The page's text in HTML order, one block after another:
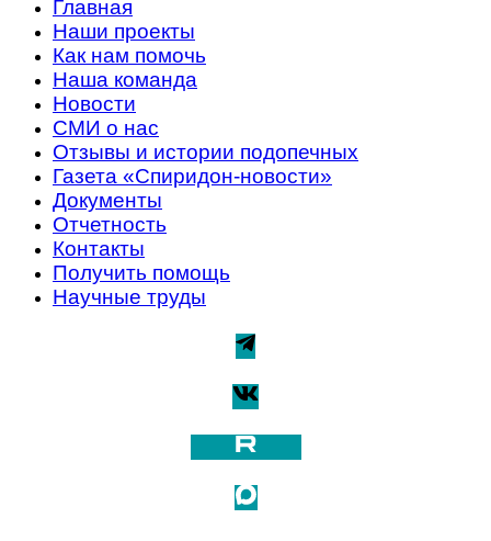
Главная
Наши проекты
Как нам помочь
Наша команда
Новости
СМИ о нас
Отзывы и истории подопечных
Газета «Спиридон-новости»
Документы
Отчетность
Контакты
Получить помощь
Научные труды